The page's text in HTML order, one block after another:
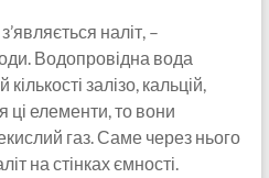
наліт, –
Водопровідна вода
залізо, кальцій,
ці елементи, то вони
газ. Саме через нього
на стінках ємності.